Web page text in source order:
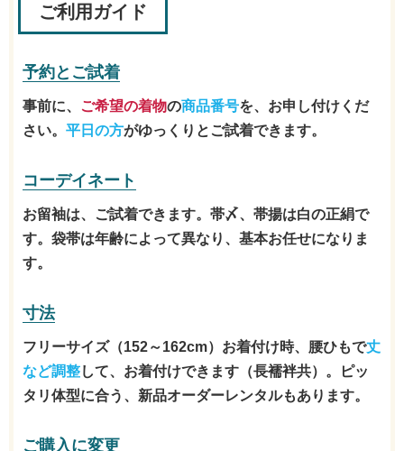
ご利用ガイド
予約とご試着
事前に、 ご希望の着物の商品番号を、お申し付けくだ
さい。 平日の方がゆっくりとご試着できます。
コーデイネート
お留袖は、ご試着できます。帯〆、帯揚は白の正絹で
す。袋帯は年齢によって異なり、基本お任せになりま
す。
寸法
フリーサイズ（152～162cm）お着付け時、腰ひもで丈
など調整して、お着付けできます（長襦袢共）。ピッ
タリ体型に合う、新品オーダーレンタルもあります。
ご購入に変更